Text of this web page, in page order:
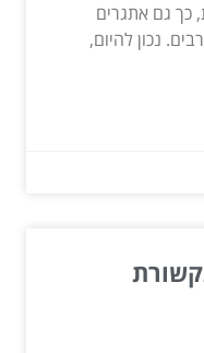
כך גם אתגרים
נכון להיום,